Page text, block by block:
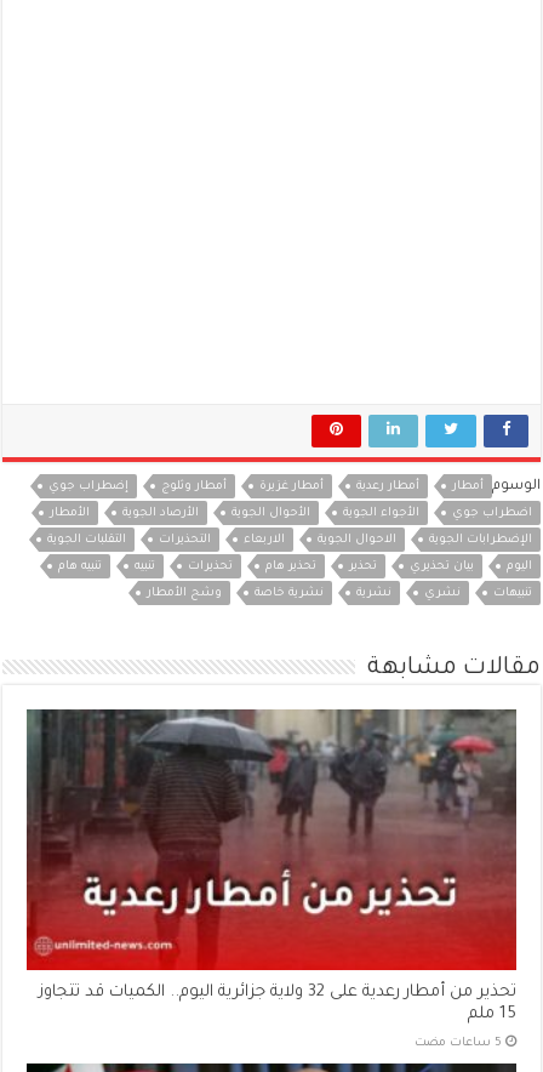
الوسوم أمطار أمطار رعدية أمطار غزيرة أمطار وثلوج
إضطراب جوي
اضطراب جوي
الأجواء الجوية الأحوال الجوية الأرصاد الجوية
الأمطار
الإضطرابات الجوية
الاحوال الجوية الاربعاء التحذيرات
التقلبات الجوية
اليوم
بيان تحذيري تحذير تحذير هام تحذيرات تنبيه
تنبيه هام
تنبيهات
نشري نشرية نشرية خاصة وشح الأمطار
مقالات مشابهة
تحذير من أمطار رعدية على 32 ولاية جزائرية اليوم.. الكميات قد تتجاوز
15 ملم